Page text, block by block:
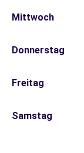
Mittwoch
Donnerstag
Freitag
Samstag